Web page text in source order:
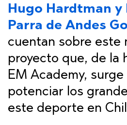
Hugo Hardtman y
Parra de Andes
cuentan sobre este
proyecto que, de la
EM Academy, surge
potenciar los
este deporte en